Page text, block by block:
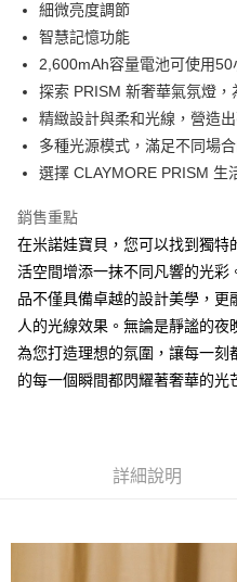
ATM付款
運送方式
宅配
每筆NT$80，滿NT$500(含以上
每筆NT$100，滿NT$1,000(含以
細微亮度調節
智慧記憶功能
2,600mAh容量電池可使用50
探索 PRISM 新奢華氣氛燈，
精緻設計與柔和光線，營造
多種光源模式，滿足不同場合
選擇 CLAYMORE PRISM 生
銷售重點
在米諾娃寶貝，您可以找到獨特
活空間增添一抹不同凡響的光彩
品不僅具備卓越的設計美學，
人的光線效果。無論是靜謐的
為您打造理想的氛圍，讓每一刻
的每一個瞬間都閃耀著奢華的光
詳細說明